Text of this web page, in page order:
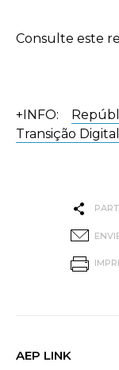
Consulte este
+INFO:
Transição Digital
AEP LINK